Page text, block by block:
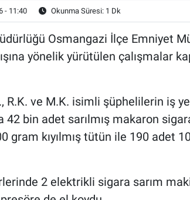
- 11:40 Okunma Süresi: 1 Dk
Osmangazi İlçe Emniyet
yönelik yürütülen çalışmalar
R.K. ve M.K. isimli şüphelilerin iş
42 bin adet sarılmış makaron
gram kıyılmış tütün ile 190 adet
2 elektrikli sigara sarım